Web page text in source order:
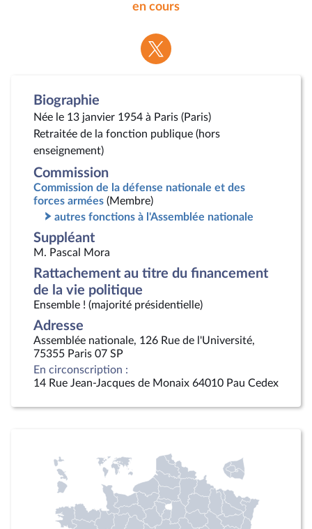
en cours
Voir
la
Biographie
Née le 13 janvier 1954 à Paris (Paris)
Retraitée de la fonction publique (hors
enseignement)
Commission
Commission de la défense nationale et des
forces armées (Membre)
autres fonctions à l'Assemblée nationale
Suppléant
M. Pascal Mora
Rattachement au titre du financement
de la vie politique
Ensemble ! (majorité présidentielle)
Adresse
Assemblée nationale, 126 Rue de l'Université,
75355 Paris 07 SP
En circonscription :
14 Rue Jean-Jacques de Monaix 64010 Pau Cedex